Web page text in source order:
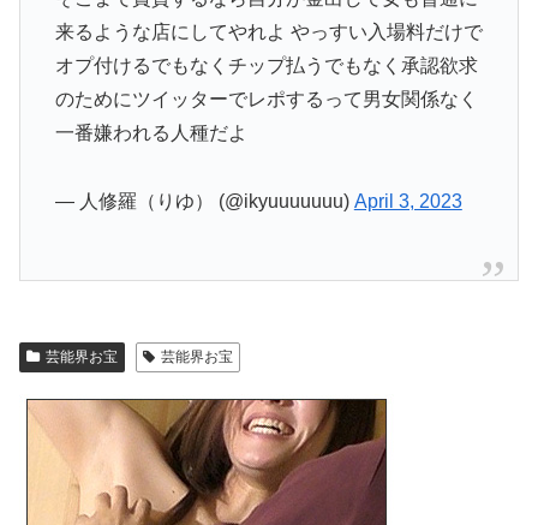
来るような店にしてやれよ やっすい入場料だけで
オプ付けるでもなくチップ払うでもなく承認欲求
のためにツイッターでレポするって男女関係なく
一番嫌われる人種だよ
— 人修羅（りゆ） (@ikyuuuuuuu) April 3, 2023
芸能界お宝 芸能界お宝